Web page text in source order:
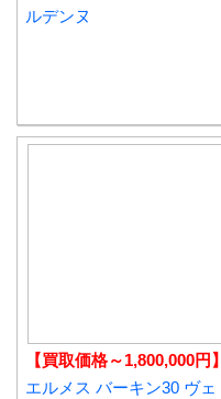
ルデンヌ
【買取価格～1,800,000円】
エルメス バーキン30 ヴェ